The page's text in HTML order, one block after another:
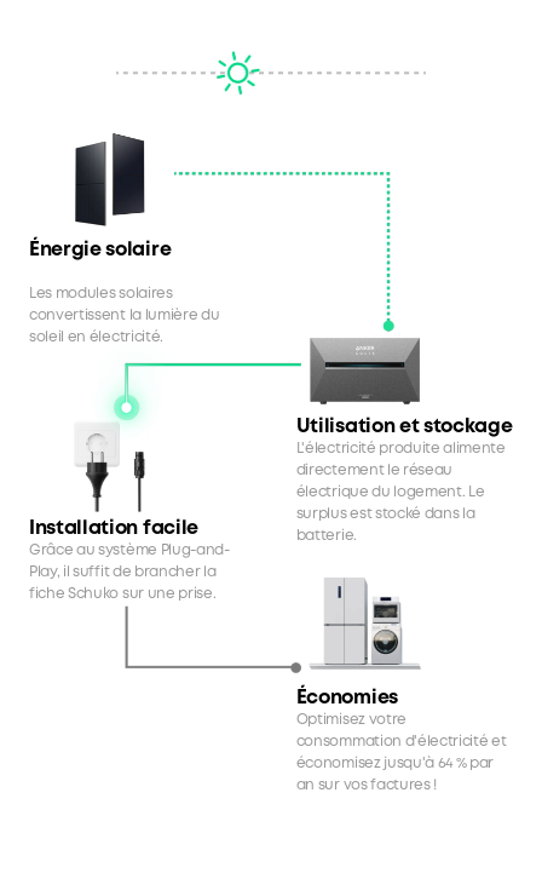
Énergie solaire
Les modules solaires
convertissent la lumière du
soleil en électricité.
Utilisation et stockage
L'électricité produite alimente
directement le réseau
électrique du logement. Le
surplus est stocké dans la
batterie.
Installation facile
Grâce au système Plug-and-
Play, il suffit de brancher la
fiche Schuko sur une prise.
Économies
Optimisez votre
consommation d'électricité et
économisez jusqu'à 64 % par
an sur vos factures !